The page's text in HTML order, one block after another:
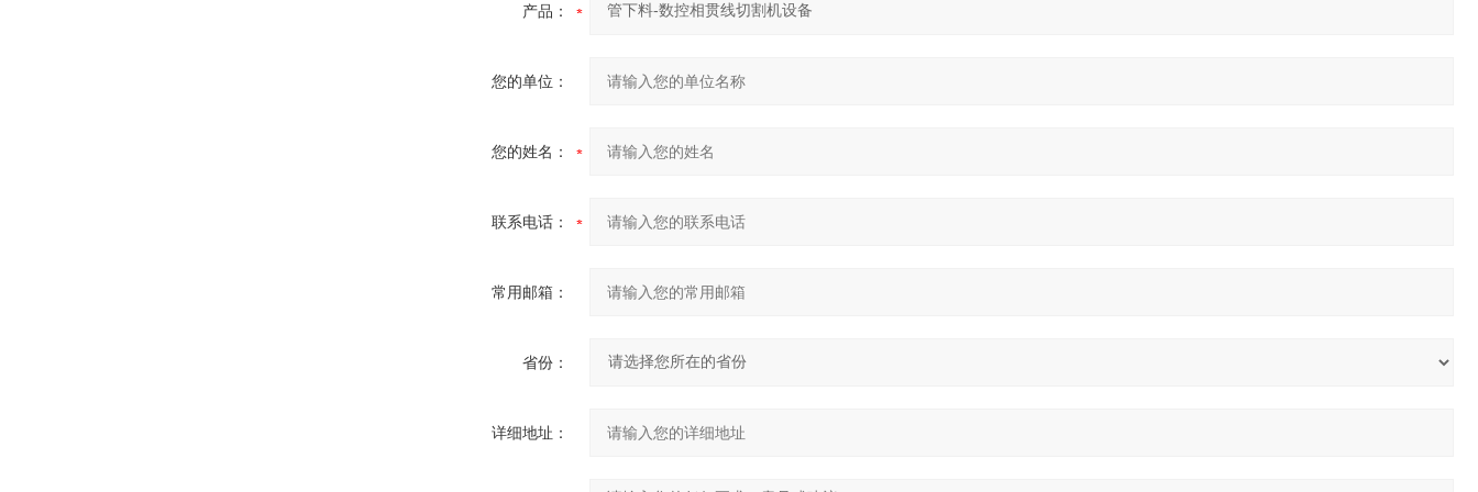
产品：
您的单位：
您的姓名：
联系电话：
常用邮箱：
省份：
详细地址：